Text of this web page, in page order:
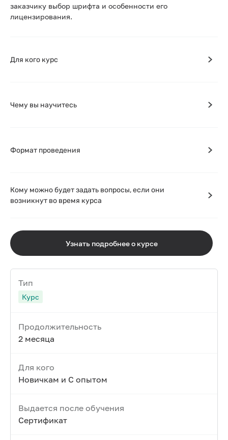
заказчику выбор шрифта и особенности его
лицензирования.
Для кого курс
Чему вы научитесь
Формат проведения
Кому можно будет задать вопросы, если они
возникнут во время курса
Узнать подробнее о курсе
Тип
Курс
Продолжительность
2 месяца
Для кого
Новичкам и С опытом
Выдается после обучения
Сертификат